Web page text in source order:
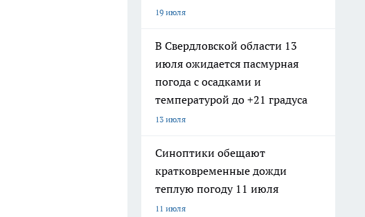
19 июля
В Свердловской области 13
июля ожидается пасмурная
погода с осадками и
температурой до +21 градуса
13 июля
Синоптики обещают
кратковременные дожди
теплую погоду 11 июля
11 июля